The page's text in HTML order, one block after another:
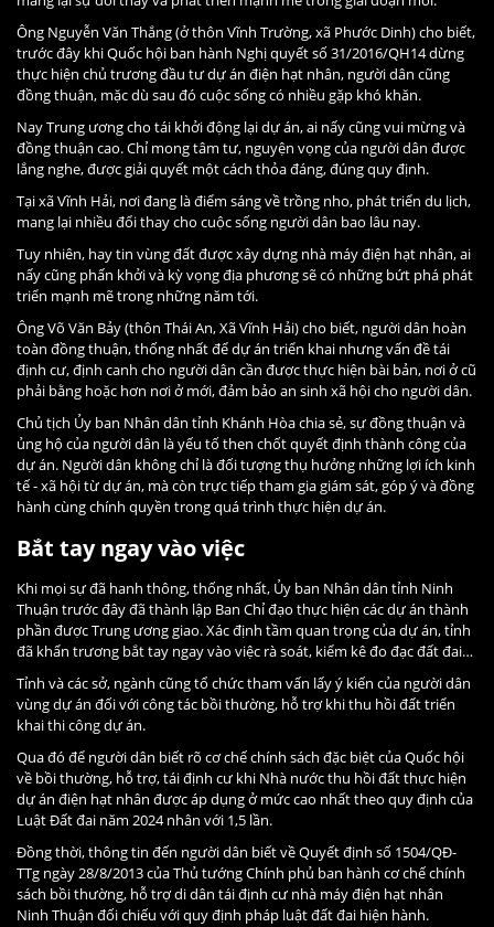
Ông Nguyễn Văn Thắng (ở thôn Vĩnh Trường, xã Phước Dinh) cho biết,
trước đây khi Quốc hội ban hành Nghị quyết số 31/2016/QH14 dừng
thực hiện chủ trương đầu tư dự án điện hạt nhân, người dân cũng
đồng thuận, mặc dù sau đó cuộc sống có nhiều gặp khó khăn.
Nay Trung ương cho tái khởi động lại dự án, ai nấy cũng vui mừng và
đồng thuận cao. Chỉ mong tâm tư, nguyện vọng của người dân được
lắng nghe, được giải quyết một cách thỏa đáng, đúng quy định.
Tại xã Vĩnh Hải, nơi đang là điểm sáng về trồng nho, phát triển du lịch,
mang lại nhiều đổi thay cho cuộc sống người dân bao lâu nay.
Tuy nhiên, hay tin vùng đất được xây dựng nhà máy điện hạt nhân, ai
nấy cũng phấn khởi và kỳ vọng địa phương sẽ có những bứt phá phát
triển mạnh mẽ trong những năm tới.
Ông Võ Văn Bảy (thôn Thái An, Xã Vĩnh Hải) cho biết, người dân hoàn
toàn đồng thuận, thống nhất để dự án triển khai nhưng vấn đề tái
định cư, định canh cho người dân cần được thực hiện bài bản, nơi ở cũ
phải bằng hoặc hơn nơi ở mới, đảm bảo an sinh xã hội cho người dân.
Chủ tịch Ủy ban Nhân dân tỉnh Khánh Hòa chia sẻ, sự đồng thuận và
ủng hộ của người dân là yếu tố then chốt quyết định thành công của
dự án. Người dân không chỉ là đối tượng thụ hưởng những lợi ích kinh
tế - xã hội từ dự án, mà còn trực tiếp tham gia giám sát, góp ý và đồng
hành cùng chính quyền trong quá trình thực hiện dự án.
Bắt tay ngay vào việc
Khi mọi sự đã hanh thông, thống nhất, Ủy ban Nhân dân tỉnh Ninh
Thuận trước đây đã thành lập Ban Chỉ đạo thực hiện các dự án thành
phần được Trung ương giao. Xác định tầm quan trọng của dự án, tỉnh
đã khẩn trương bắt tay ngay vào việc rà soát, kiểm kê đo đạc đất đai…
Tỉnh và các sở, ngành cũng tổ chức tham vấn lấy ý kiến của người dân
vùng dự án đối với công tác bồi thường, hỗ trợ khi thu hồi đất triển
khai thi công dự án.
Qua đó để người dân biết rõ cơ chế chính sách đặc biệt của Quốc hội
về bồi thường, hỗ trợ, tái định cư khi Nhà nước thu hồi đất thực hiện
dự án điện hạt nhân được áp dụng ở mức cao nhất theo quy định của
Luật Đất đai năm 2024 nhân với 1,5 lần.
Đồng thời, thông tin đến người dân biết về Quyết định số 1504/QĐ-
TTg ngày 28/8/2013 của Thủ tướng Chính phủ ban hành cơ chế chính
sách bồi thường, hỗ trợ di dân tái định cư nhà máy điện hạt nhân
Ninh Thuận đối chiếu với quy định pháp luật đất đai hiện hành.